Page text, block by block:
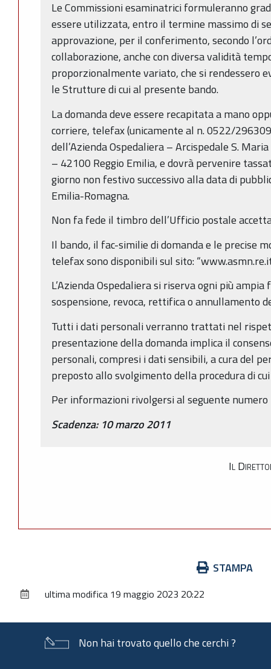
Le Commissioni esaminatrici formuleranno
essere utilizzata, entro il termine massimo di
approvazione, per il conferimento, secondo
collaborazione, anche con diversa validità
proporzionalmente variato, che si rendessero
le Strutture di cui al presente bando.
La domanda deve essere recapitata a mano
corriere, telefax (unicamente al n. 0522/
dell’Azienda Ospedaliera – Arcispedale S.
– 42100 Reggio Emilia, e dovrà pervenire
giorno non festivo successivo alla data di
Emilia-Romagna.
Non fa fede il timbro dell’Ufficio postale
Il bando, il fac-similie di domanda e le precise
telefax sono disponibili sul sito:
L’Azienda Ospedaliera si riserva ogni più
sospensione, revoca, rettifica o annullamento
Tutti i dati personali verranno trattati nel
presentazione della domanda implica il
personali, compresi i dati sensibili, a cura del
preposto allo svolgimento della procedura di
Per informazioni rivolgersi al seguente
Scadenza: 10 marzo 2011
Il
documento
STAMPA
ultima modifica 19 maggio 2023 20:22
Non hai trovato quello che cerchi ?